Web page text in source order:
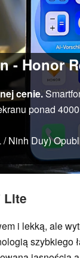
- Honor
cenie.
ponad
/ Ninh Duy)
Lite
i lekką, ale
szybkiego